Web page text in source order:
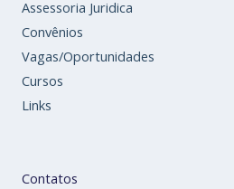
Assessoria Juridica
Convênios
Vagas/Oportunidades
Cursos
Links
Contatos